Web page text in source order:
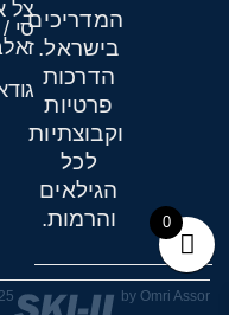
המדריכים
בישראל.
הדרכות
פרטיות
וקבוצתיות
לכל
הגילאים
והרמות.
צל
סי /
by Omri Assor
©
0